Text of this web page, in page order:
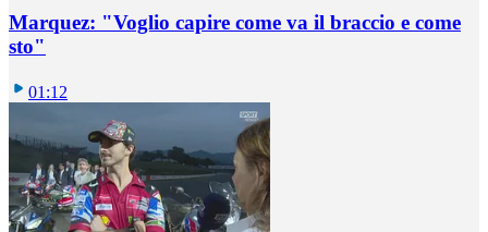
Marquez: "Voglio capire come va il braccio e come
sto"
01:12